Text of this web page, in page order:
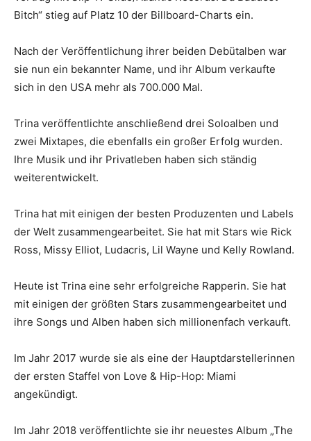
Bitch“ stieg auf Platz 10 der Billboard-Charts ein.
Nach der Veröffentlichung ihrer beiden Debütalben war
sie nun ein bekannter Name, und ihr Album verkaufte
sich in den USA mehr als 700.000 Mal.
Trina veröffentlichte anschließend drei Soloalben und
zwei Mixtapes, die ebenfalls ein großer Erfolg wurden.
Ihre Musik und ihr Privatleben haben sich ständig
weiterentwickelt.
Trina hat mit einigen der besten Produzenten und Labels
der Welt zusammengearbeitet. Sie hat mit Stars wie Rick
Ross, Missy Elliot, Ludacris, Lil Wayne und Kelly Rowland.
Heute ist Trina eine sehr erfolgreiche Rapperin. Sie hat
mit einigen der größten Stars zusammengearbeitet und
ihre Songs und Alben haben sich millionenfach verkauft.
Im Jahr 2017 wurde sie als eine der Hauptdarstellerinnen
der ersten Staffel von Love & Hip-Hop: Miami
angekündigt.
Im Jahr 2018 veröffentlichte sie ihr neuestes Album „The